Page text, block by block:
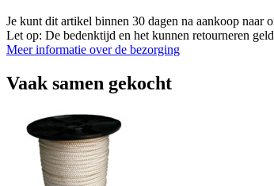
Je kunt dit artikel binnen 30 dagen na aankoop
Let op: De bedenktijd en het kunnen retourneren
Meer informatie over de bezorging
Vaak samen gekocht